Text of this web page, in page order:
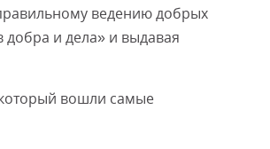
ведению добрых
добра и дела» и выдавая
который вошли самые